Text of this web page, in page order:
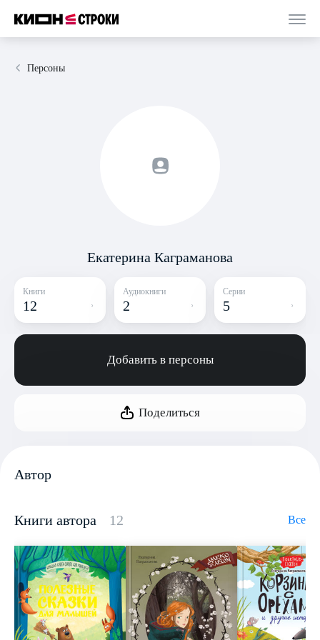
Персоны
Екатерина Каграманова
Книги
12
Аудиокниги
2
Серии
5
Добавить в персоны
Поделиться
Автор
Книги автора 12 Все